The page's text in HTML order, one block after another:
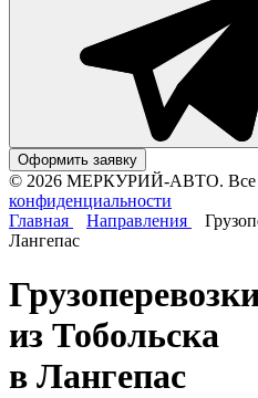
Оформить заявку
© 2026 МЕРКУРИЙ-АВТО. Все
конфиденциальности
Главная
Направления
Лангепас
из Тобольска
в Лангепас